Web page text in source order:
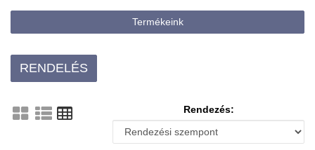
Termékeink
RENDELÉS
Rendezés: